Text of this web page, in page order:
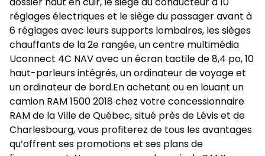
réglages électriques et le siège du passager avant à
6 réglages avec leurs supports lombaires, les sièges
chauffants de la 2e rangée, un centre multimédia
Uconnect 4C NAV avec un écran tactile de 8,4 po, 10
haut-parleurs intégrés, un ordinateur de voyage et
un ordinateur de bord.En achetant ou en louant un
camion RAM 1500 2018chez votreconcessionnaire
RAMde la Ville de Québec, situé près de Lévis et de
Charlesbourg, vous profiterez de tous les avantages
qu’offrent ses promotionset ses plans de